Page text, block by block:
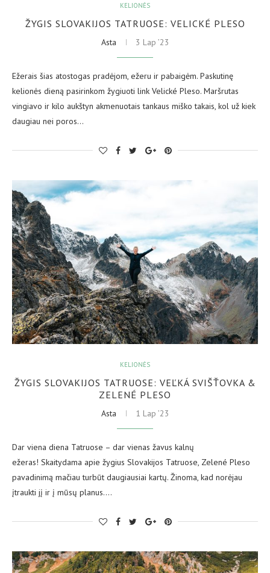
KELIONĖS
ŽYGIS SLOVAKIJOS TATRUOSE: VELICKÉ PLESO
Asta 3 Lap ’23
Ežerais šias atostogas pradėjom, ežeru ir pabaigėm. Paskutinę
kelionės dieną pasirinkom žygiuoti link Velické Pleso. Maršrutas
vingiavo ir kilo aukštyn akmenuotais tankaus miško takais, kol už kiek
daugiau nei poros…
KELIONĖS
ŽYGIS SLOVAKIJOS TATRUOSE: VEĽKÁ SVIŠŤOVKA &
ZELENÉ PLESO
Asta 1 Lap ’23
Dar viena diena Tatruose – dar vienas žavus kalnų
ežeras! Skaitydama apie žygius Slovakijos Tatruose, Zelené Pleso
pavadinimą mačiau turbūt daugiausiai kartų. Žinoma, kad norėjau
įtraukti jį ir į mūsų planus.…